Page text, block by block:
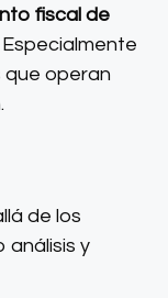
fiscal de
Especialmente
operan
de los
análisis y